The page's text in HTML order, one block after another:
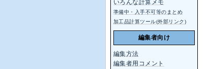
いろんな計算メモ
準備中・入手不可等のまとめ
加工品計算ツール(外部リンク)
編集者向け
編集方法
編集者用コメント